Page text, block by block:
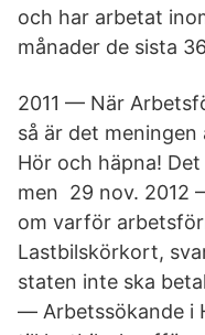
och har arbetat
månader de sista
2011 — När
så är det
Hör och häpna!
men 29 nov. 2012
om varför
Lastbilskörkort,
staten inte ska
— Arbetssökande i